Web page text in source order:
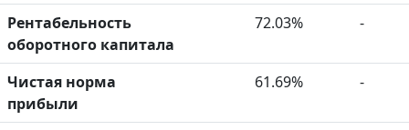
Рентабельность
оборотного капитала
72.03% -
Чистая норма
прибыли
61.69% -